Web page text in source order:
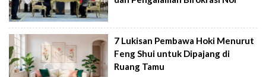
7 Lukisan Pembawa Hoki Menurut
Feng Shui untuk Dipajang di
Ruang Tamu